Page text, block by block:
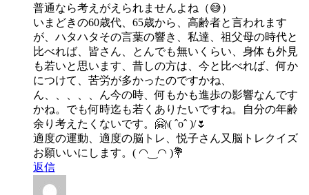
普通なら考えがえられませんよね（😅）
いまどきの60歳代、65歳から、高齢者と言われます
が、ハタハタその言葉の響き、私達、祖父母の時代と
比べれば、皆さん、とんでも無いくらい、身体も外見
も若いと思います、昔しの方は、今と比べれば、何か
につけて、苦労が多かったのですかね、
ん、、、、、ん今の時、何もかも進歩の影響なんです
かね。でも何時迄も若くありたいですね。自分の年齢
余り考えたくないです。🤗\( ˆoˆ )/🌷
適度の運動、適度の脳トレ、悦子さん又脳トレクイズ
お願いいにします。( ◠‿◠ )💐
返信